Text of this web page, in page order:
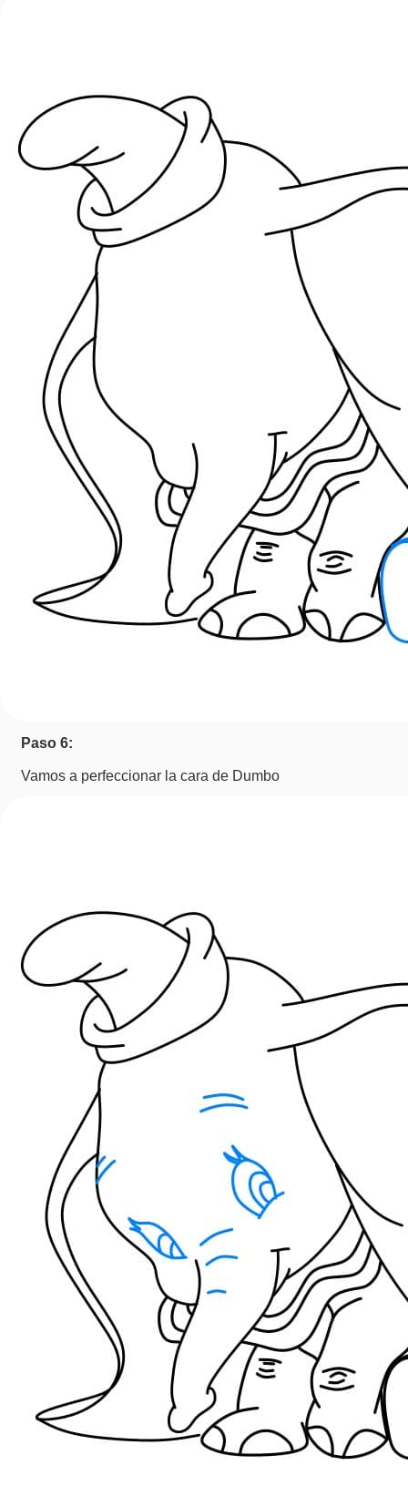
Paso 6:
Vamos a perfeccionar la cara de Dumbo